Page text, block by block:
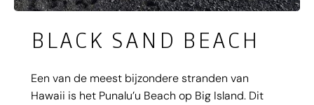
BLACK SAND BEACH
Een van de meest bijzondere stranden van
Hawaii is het Punalu’u Beach op Big Island. Dit